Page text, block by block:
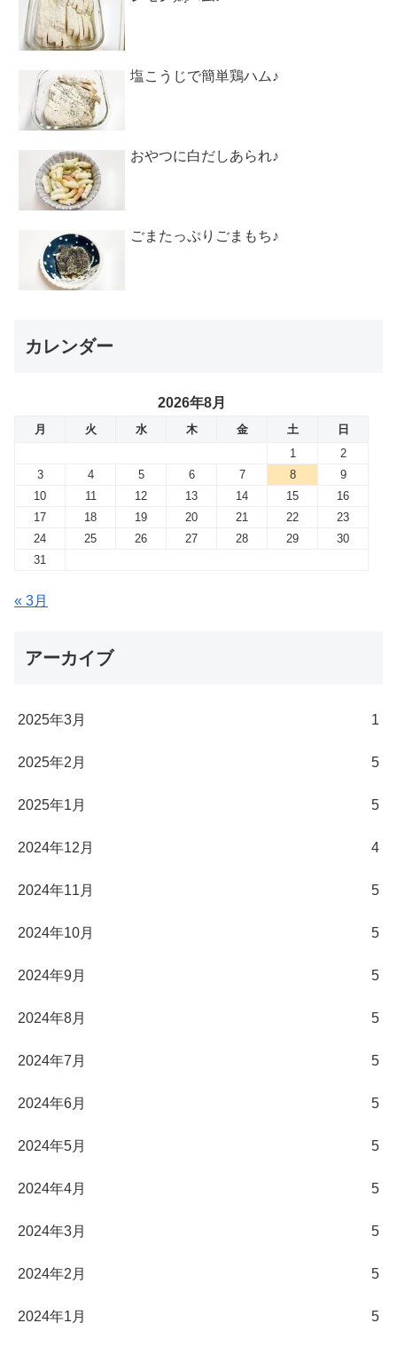
塩こうじで簡単鶏ハム♪
おやつに白だしあられ♪
ごまたっぷりごまもち♪
カレンダー
2026年8月
月 火 水 木 金 土
日
1
2
3
4 5 6 7 8
9
10
11 12 13 14 15
16
17
18 19 20 21 22
23
24
25 26 27 28 29
30
31
« 3月
アーカイブ
2025年3月 1
2025年2月 5
2025年1月 5
2024年12月 4
2024年11月 5
2024年10月 5
2024年9月 5
2024年8月 5
2024年7月 5
2024年6月 5
2024年5月 5
2024年4月 5
2024年3月 5
2024年2月 5
2024年1月 5